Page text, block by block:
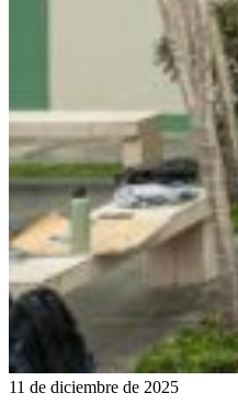
11 de diciembre de 2025